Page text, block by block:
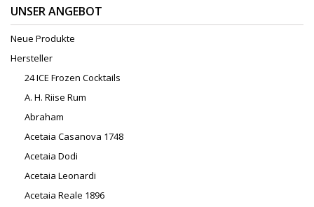
UNSER ANGEBOT
Neue Produkte
Hersteller
24 ICE Frozen Cocktails
A. H. Riise Rum
Abraham
Acetaia Casanova 1748
Acetaia Dodi
Acetaia Leonardi
Acetaia Reale 1896